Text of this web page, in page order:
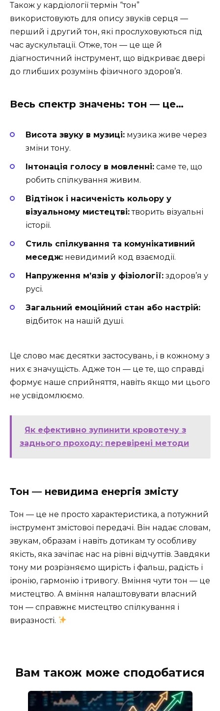
Також у кардіології термін “тон”
використовують для опису звуків серця —
перший і другий тон, які прослуховуються під
час аускультації. Отже, тон — це ще й
діагностичний інструмент, що відкриває двері
до глибших розумінь фізичного здоров’я.
Весь спектр значень: тон — це…
Висота звуку в музиці: музика живе через
зміни тону.
Інтонація голосу в мовленні: саме те, що
робить спілкування живим.
Відтінок і насиченість кольору у
візуальному мистецтві:творить візуальні
історії.
Стиль спілкування та комунікативний
меседж: невидимий код взаємодії.
Напруження м’язів у фізіології: здоров’я у
русі.
Загальний емоційний стан або настрій:
відбиток на нашій душі.
Це слово має десятки застосувань, і в кожному з
них є значущість. Адже тон — це те, що справді
формує наше сприйняття, навіть якщо ми цього
не усвідомлюємо.
Як ефективно зупинити кровотечу з
заднього проходу: перевірені методи
Тон — невидима енергія змісту
Тон — це не просто характеристика, а потужний
інструмент змістової передачі. Він надає словам,
звукам, образам і навіть дотикам ту особливу
якість, яка зачіпає нас на рівні відчуттів. Завдяки
тону ми розрізняємо щирість і фальш, радість і
іронію, гармонію і тривогу. Вміння чути тон — це
мистецтво. А вміння налаштовувати власний
тон — справжнє мистецтво спілкування і
виразності.
Вам також може сподобатися